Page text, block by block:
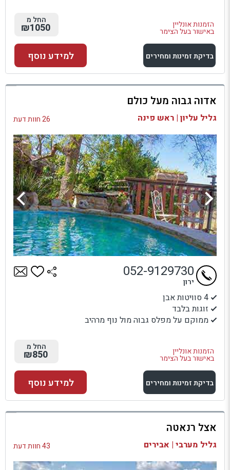
הזמנות אונליין
באישור בעל הצימר
החל מ
₪1050
בדיקת זמינות ומחירים
למתחם זה
בדיקת זמינות ומחירים
למידע נוסף
אדוה גבוה מעל כולם
גליל עליון | ראש פינה 26 חוות דעת
4 סוויטות אבן
זוגות בלבד
ממוקם על מפלס גבוה מול נוף מרהיב
הזמנות אונליין
באישור בעל הצימר
052-9129730
ירון
החל מ
₪850
בדיקת זמינות ומחירים
למתחם זה
בדיקת זמינות ומחירים
למידע נוסף
אצל רנאטה
גליל מערבי | אבירים 43 חוות דעת